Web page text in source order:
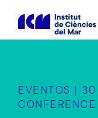
i
EVENTOS | 30
CONFERENCE